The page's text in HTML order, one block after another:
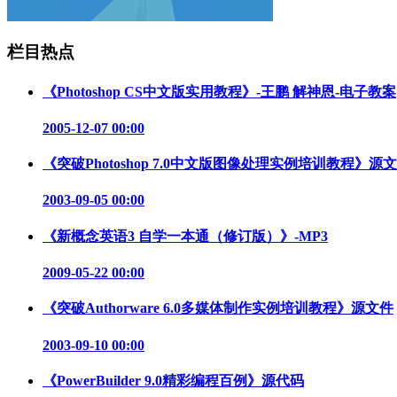
栏目热点
《Photoshop CS中文版实用教程》-王鹏 解神恩-电子教案
2005-12-07 00:00
《突破Photoshop 7.0中文版图像处理实例培训教程》源
2003-09-05 00:00
《新概念英语3 自学一本通（修订版）》-MP3
2009-05-22 00:00
《突破Authorware 6.0多媒体制作实例培训教程》源文件
2003-09-10 00:00
《PowerBuilder 9.0精彩编程百例》源代码